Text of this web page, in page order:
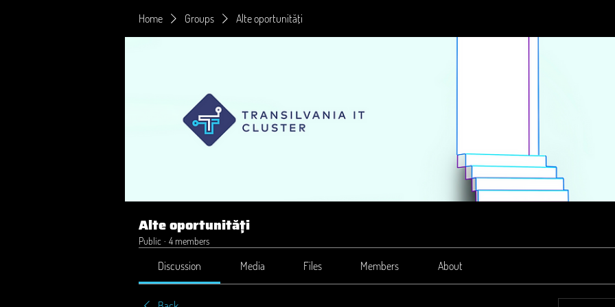
Home Groups Alte oportunități
Alte oportunități
Public · 4 members
Discussion Media Files Members About